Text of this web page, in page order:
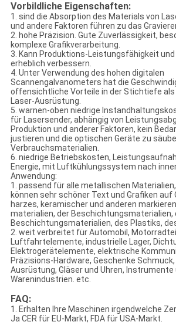
Vorbildliche Eigenschaften:
1. sind die Absorption des Materials von
und andere Faktoren führen zu das
2. hohe Präzision. Gute Zuverlässigkeit,
komplexe Grafikverarbeitung.
3. Kann Produktions-Leistungsfähigkeit
erheblich verbessern.
4. Unter Verwendung des hohen digitalen
Scannengalvanometers hat die
offensichtliche Vorteile in der Stichtiefe
Laser-Ausrüstung.
5. warnen-oben niedrige
für Lasersender, abhängig von
Produktion und anderer Faktoren, kein
justieren und die optischen Geräte zu
Verbrauchsmaterialien.
6. niedrige Betriebskosten,
Energie, mit Luftkühlungssystem nach
Anwendung:
1. passend für alle metallischen
können sehr schöner Text und Grafiken auf
harzes, keramischer und anderen
materialien, der Beschichtungsmaterialien,
Beschichtungsmaterialien, des Plastiks,
2. weit verbreitet für Automobil,
Luftfahrtelemente, industrielle Lager,
Elektrogerätelemente, elektrische
Präzisions-Hardware, Geschenke
Ausrüstung, Gläser und Uhren,
Warenindustrien. etc.
FAQ:
1. Erhalten Ihre Maschinen irgendwelche
Ja CER für EU-Markt, FDA für USA-Markt.